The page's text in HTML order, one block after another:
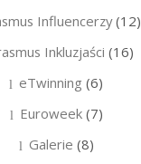
Influencerzy(12)
Inkluzjaści (16)
eTwinning (6)
Euroweek(7)
Galerie (8)